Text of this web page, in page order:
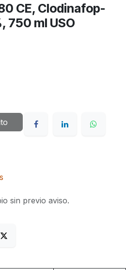
CE, Clodinafop-
750 ml USO
sin previo aviso.